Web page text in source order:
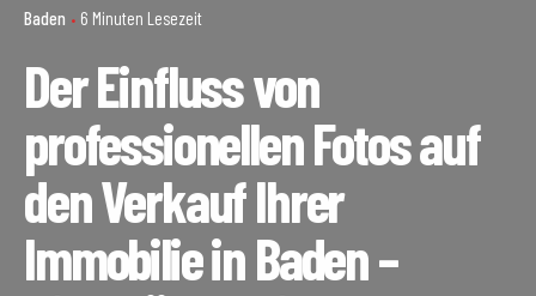
Baden 6 Minuten Lesezeit
Der Einfluss von
professionellen Fotos auf
den Verkauf Ihrer
Immobilie in Baden –